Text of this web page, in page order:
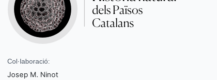
Col·laboració:
Josep M. Ninot